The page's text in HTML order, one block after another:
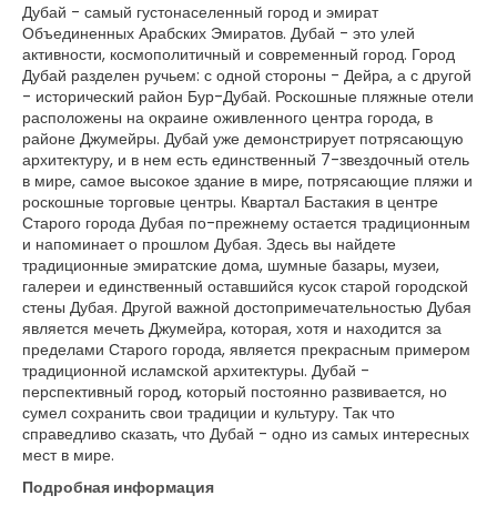
Дубай - самый густонаселенный город и эмират
Объединенных Арабских Эмиратов. Дубай - это улей
активности, космополитичный и современный город. Город
Дубай разделен ручьем: с одной стороны - Дейра, а с другой
- исторический район Бур-Дубай. Роскошные пляжные отели
расположены на окраине оживленного центра города, в
районе Джумейры. Дубай уже демонстрирует потрясающую
архитектуру, и в нем есть единственный 7-звездочный отель
в мире, самое высокое здание в мире, потрясающие пляжи и
роскошные торговые центры. Квартал Бастакия в центре
Старого города Дубая по-прежнему остается традиционным
и напоминает о прошлом Дубая. Здесь вы найдете
традиционные эмиратские дома, шумные базары, музеи,
галереи и единственный оставшийся кусок старой городской
стены Дубая. Другой важной достопримечательностью Дубая
является мечеть Джумейра, которая, хотя и находится за
пределами Старого города, является прекрасным примером
традиционной исламской архитектуры. Дубай -
перспективный город, который постоянно развивается, но
сумел сохранить свои традиции и культуру. Так что
справедливо сказать, что Дубай - одно из самых интересных
мест в мире.
Подробная информация